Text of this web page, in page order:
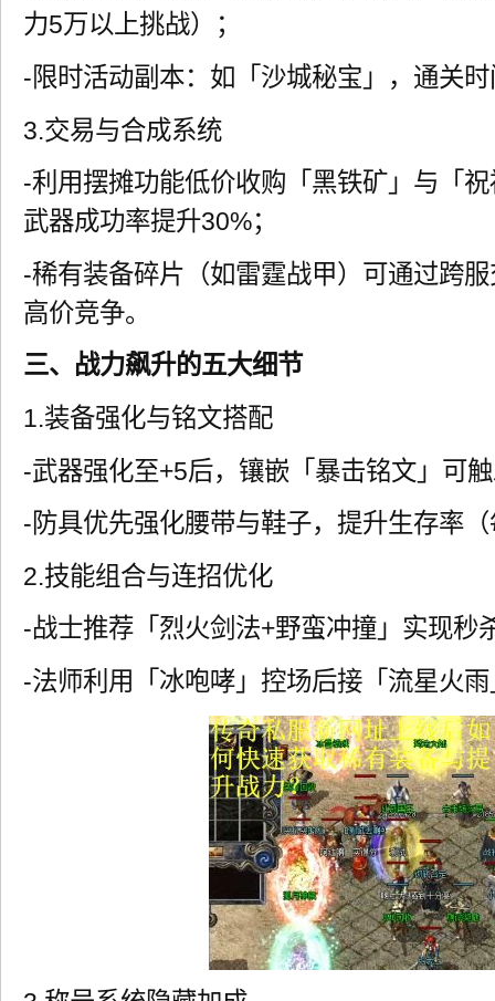
力5万以上挑战）；
-限时活动副本：如「沙城秘宝」，通关
3.交易与合成系统
-利用摆摊功能低价收购「黑铁矿」与「
武器成功率提升30%；
-稀有装备碎片（如雷霆战甲）可通过跨
高价竞争。
三、战力飙升的五大细节
1.装备强化与铭文搭配
-武器强化至+5后，镶嵌「暴击铭文」可
-防具优先强化腰带与鞋子，提升生存率
2.技能组合与连招优化
-战士推荐「烈火剑法+野蛮冲撞」实现秒
-法师利用「冰咆哮」控场后接「流星火